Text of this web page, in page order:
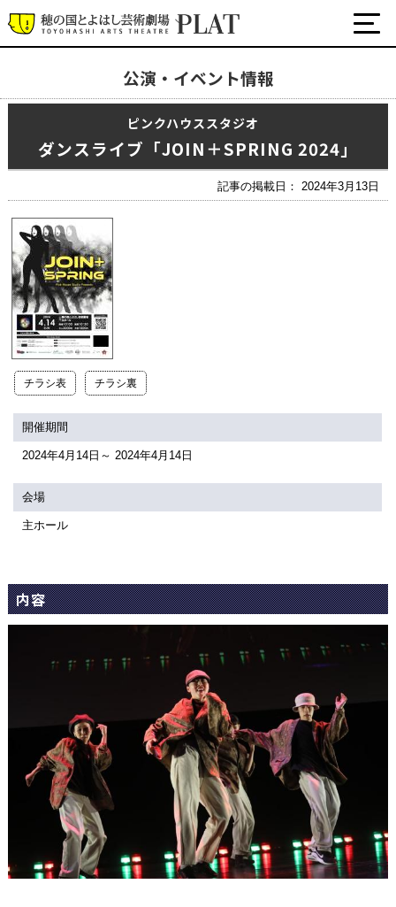
公式SNS
アクセシビリティ/
サービス
会員制度のご案内
座席表
プラットニュース
交通アクセス お問合せ
サイトマップ トップに戻る
公演・イベント情報
ピンクハウススタジオ
ダンスライブ「JOIN＋SPRING 2024」
記事の掲載日： 2024年3月13日
チラシ表 チラシ裏
開催期間
2024年4月14日～ 2024年4月14日
会場
主ホール
内容
最新の公演・イベント情報
演劇・ダンス・音楽など
ワークショップ・講座
イベント
プラットについて
チケット・座席表・鑑賞サポートなど
施設の利用について